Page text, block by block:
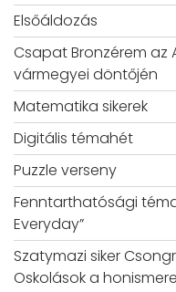
Elsőáldozás
Csapat Bronzérem az
vármegyei döntőjén
Matematika sikerek
Digitális témahét
Puzzle verseny
Fenntarthatósági
Everyday”
Szatymazi siker
Oskolások a